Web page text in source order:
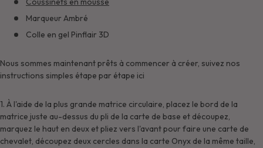
Marqueur Ambré
Colle en gel Pinflair 3D
Nous sommes maintenant prêts à commencer à créer, suivez nos
instructions simples étape par étape ici
1. À l'aide de la plus grande matrice circulaire, placez le bord de la
matrice juste au-dessus du pli de la carte de base et découpez,
marquez le haut en deux et pliez vers l'avant pour faire une carte de
chevalet, découpez deux cercles dans la carte Onyx de la même taille,